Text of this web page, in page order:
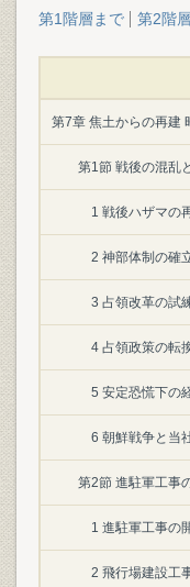
第1階層まで 第2階
第7章 焦土からの再建
第1節 戦後の混乱
1 戦後ハザマの
2 神部体制の確
3 占領改革の試
4 占領政策の転
5 安定恐慌下の
6 朝鮮戦争と当
第2節 進駐軍工事
1 進駐軍工事の
2 飛行場建設工